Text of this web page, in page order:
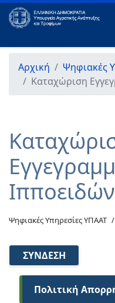
Αρχική
Ψηφιακές
Καταχώριση
Ιπποειδών
Ψηφιακές Υπηρεσίες ΥΠΑΑΤ
ΣΎΝΔΕΣΗ
Πολιτική